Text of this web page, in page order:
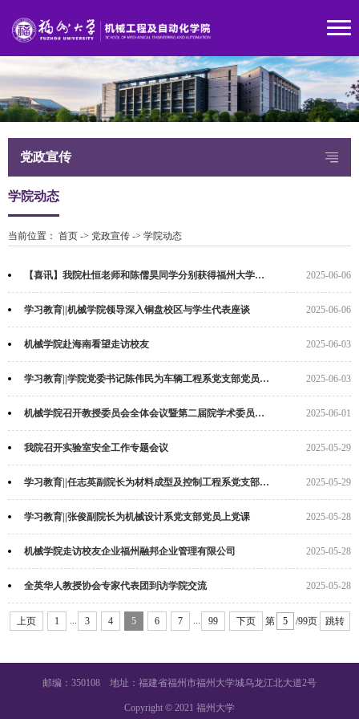
党政宣传
学院动态
当前位置： 首页 -> 党政宣传 -> 学院动态
【喜讯】我院杜恒老师和陈儒昊同学分别获得福州大学党支部书记微党课比赛教师组和... 2025-06-06
学习教育||机械学院领导深入铜盘校区与学生代表座谈 2025-06-06
机械学院赴海南看望走访校友 2025-06-03
学习教育||学院党委书记陈伟民为车辆工程系党支部党员上党课 2025-06-03
机械学院召开教授委员会全体会议暨第二届院学术委员会第一次会议 2025-06-01
我院召开实验室安全工作专题会议 2025-05-29
学习教育||任志英副院长为材料成型及控制工程系党支部党员上党课 2025-05-29
学习教育||张俊副院长为机械设计系党支部党员上党课 2025-05-28
机械学院走访校友企业福州融邦企业管理有限公司 2025-05-28
全英华人教授协会专家代表团到访学院交流 2025-05-28
上页 1 ... 3 4 5 6 7 ... 99 下页 第 /99页 跳转
邮编：350108 地址：福建省福州市福州大学城乌龙江北大道2号
Copyright © 2021 福州大学